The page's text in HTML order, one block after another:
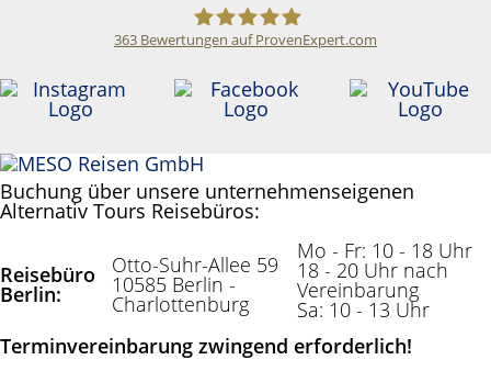
Meso Reisen
363 Bewertungen auf ProvenExpert.com
Buchung über unsere unternehmenseigenen
Alternativ Tours Reisebüros:
Reisebüro
Berlin:
Otto-Suhr-Allee 59
10585 Berlin -
Charlottenburg
Mo - Fr: 10 - 18 Uhr
18 - 20 Uhr nach
Vereinbarung
Sa: 10 - 13 Uhr
Terminvereinbarung zwingend erforderlich!